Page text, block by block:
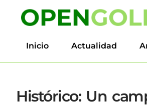
Inicio Actualidad
Histórico: Un